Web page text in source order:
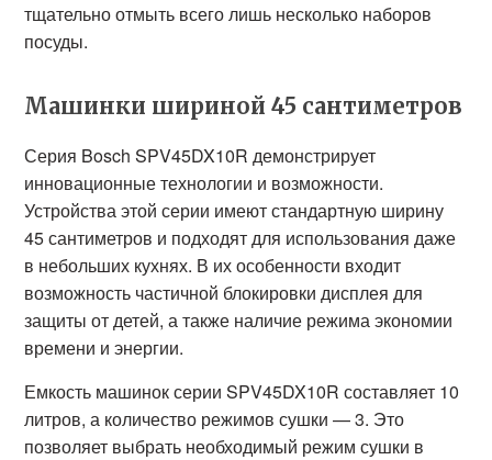
тщательно отмыть всего лишь несколько наборов
посуды.
Машинки шириной 45 сантиметров
Серия Bosch SPV45DX10R демонстрирует
инновационные технологии и возможности.
Устройства этой серии имеют стандартную ширину
45 сантиметров и подходят для использования даже
в небольших кухнях. В их особенности входит
возможность частичной блокировки дисплея для
защиты от детей, а также наличие режима экономии
времени и энергии.
Емкость машинок серии SPV45DX10R составляет 10
литров, а количество режимов сушки — 3. Это
позволяет выбрать необходимый режим сушки в